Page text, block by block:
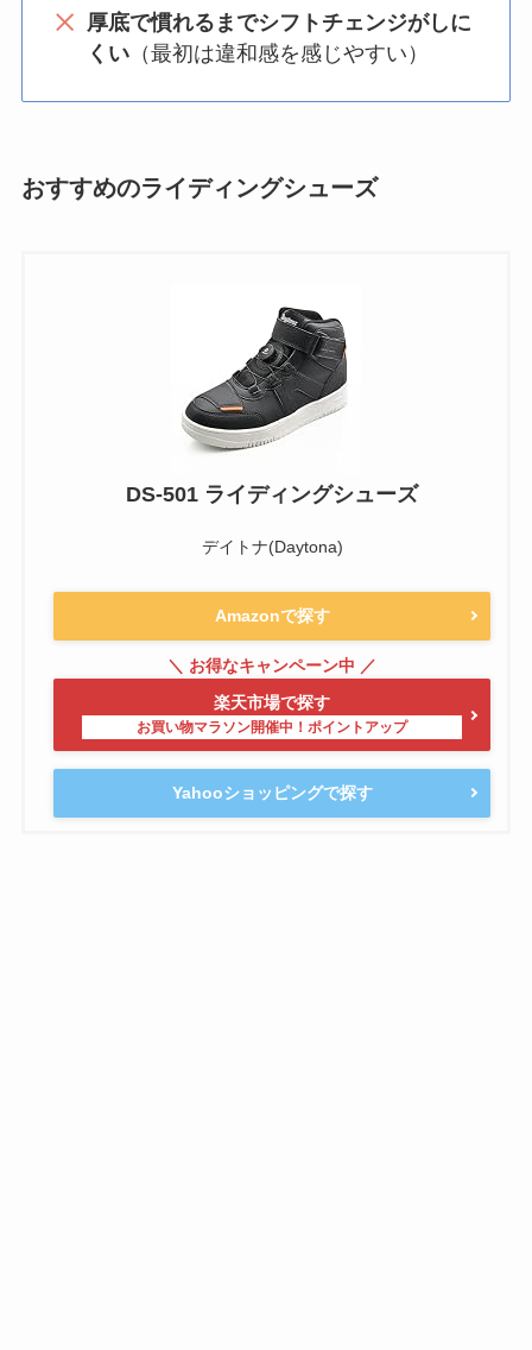
厚底で慣れるまでシフトチェンジがしに
くい（最初は違和感を感じやすい）
おすすめのライディングシューズ
DS-501 ライディングシューズ
デイトナ(Daytona)
Amazonで探す
楽天市場で探す
Yahooショッピングで探す